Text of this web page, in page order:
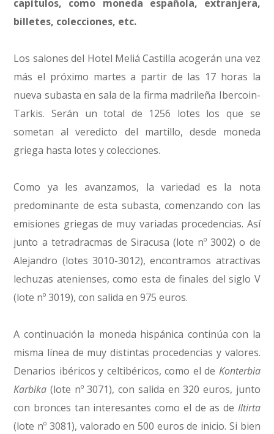
capítulos, como moneda española, extranjera,
billetes, colecciones, etc.
Los salones del Hotel Meliá Castilla acogerán una vez
más el próximo martes a partir de las 17 horas la
nueva subasta en sala de la firma madrileña Ibercoin-
Tarkis. Serán un total de 1256 lotes los que se
sometan al veredicto del martillo, desde moneda
griega hasta lotes y colecciones.
Como ya les avanzamos, la variedad es la nota
predominante de esta subasta, comenzando con las
emisiones griegas de muy variadas procedencias. Así
junto a tetradracmas de Siracusa (lote nº 3002) o de
Alejandro (lotes 3010-3012), encontramos atractivas
lechuzas atenienses, como esta de finales del siglo V
(lote nº 3019), con salida en 975 euros.
A continuación la moneda hispánica continúa con la
misma línea de muy distintas procedencias y valores.
Denarios ibéricos y celtibéricos, como el de Konterbia
Karbika (lote nº 3071), con salida en 320 euros, junto
con bronces tan interesantes como el de as de Iltirta
(lote nº 3081), valorado en 500 euros de inicio. Si bien